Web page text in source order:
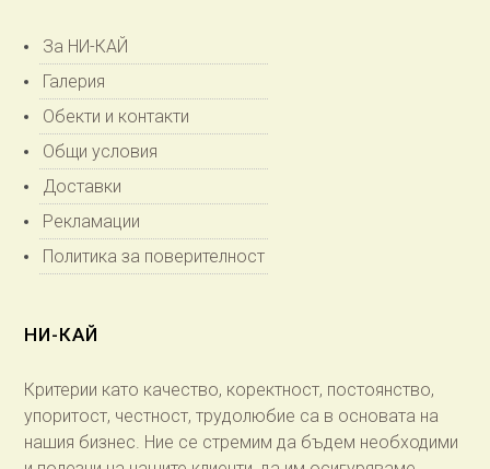
За НИ-КАЙ
Галерия
Обекти и контакти
Общи условия
Доставки
Рекламации
Политика за поверителност
НИ-КАЙ
Критерии като качество, коректност, постоянство,
упоритост, честност, трудолюбие са в основата на
нашия бизнес. Ние се стремим да бъдем необходими